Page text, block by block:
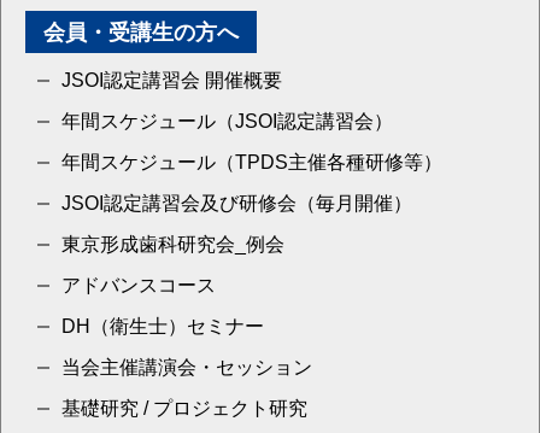
会員・受講生の方へ
JSOI認定講習会 開催概要
年間スケジュール（JSOI認定講習会）
年間スケジュール（TPDS主催各種研修等）
JSOI認定講習会及び研修会（毎月開催）
東京形成歯科研究会_例会
アドバンスコース
DH（衛生士）セミナー
当会主催講演会・セッション
基礎研究 / プロジェクト研究